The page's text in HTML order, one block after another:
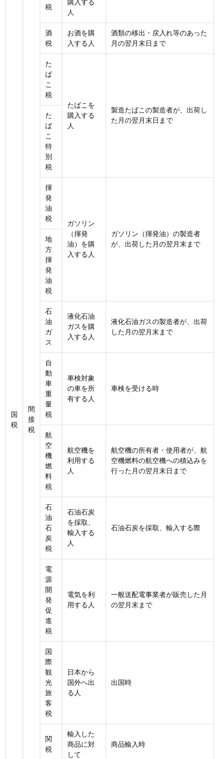
国
税
間
接
税
税
購入する
人
酒
税
お酒を購
入する人
酒類の移出・戻入れ等のあった
月の翌月末日まで
た
ば
こ
税
たばこを
購入する
人
製造たばこの製造者が、出荷し
た月の翌月末日まで
た
ば
こ
特
別
税
揮
発
油
税
ガソリン
（揮発
油）を購
入する人
ガソリン（揮発油）の製造者
が、出荷した月の翌月末まで
地
方
揮
発
油
税
石
油
ガ
ス
液化石油
ガスを購
入する人
液化石油ガスの製造者が、出荷
した月の翌月末まで
自
動
車
重
量
税
車検対象
の車を所
有する人
車検を受ける時
航
空
機
燃
料
税
航空機を
利用する
人
航空機の所有者・使用者が、航
空機燃料の航空機への積込みを
行った月の翌月末日まで
石
油
石
炭
税
石油石炭
を採取、
輸入する
人
石油石炭を採取、輸入する際
電
源
開
発
促
進
税
電気を利
用する人
一般送配電事業者が販売した月
の翌月末まで
国
際
観
光
旅
客
税
日本から
国外へ出
る人
出国時
関
税
輸入した
商品に対
して
商品輸入時